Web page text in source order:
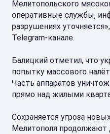
Мелитопольского
оперативные службы,
разрушениях
Telegram-канале.
Балицкий отметил, что
попытку массового
Часть аппаратов
прямо над жилыми
Сохраняется угроза
Мелитополя продолжают